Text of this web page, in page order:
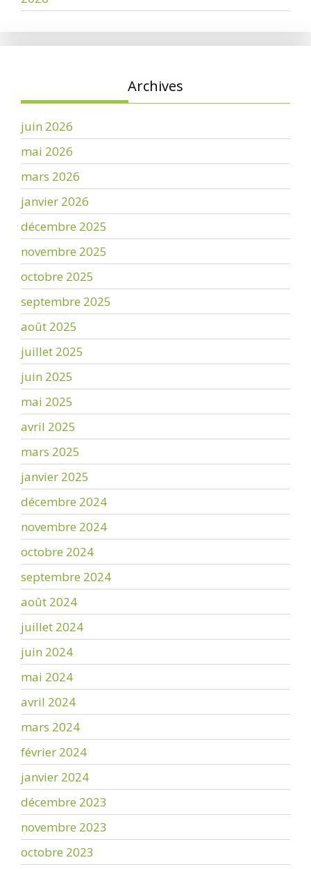
Archives
juin 2026
mai 2026
mars 2026
janvier 2026
décembre 2025
novembre 2025
octobre 2025
septembre 2025
août 2025
juillet 2025
juin 2025
mai 2025
avril 2025
mars 2025
janvier 2025
décembre 2024
novembre 2024
octobre 2024
septembre 2024
août 2024
juillet 2024
juin 2024
mai 2024
avril 2024
mars 2024
février 2024
janvier 2024
décembre 2023
novembre 2023
octobre 2023